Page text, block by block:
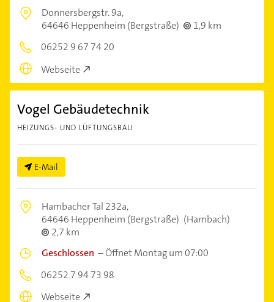
Donnersbergstr. 9a,
64646 Heppenheim (Bergstraße)
1,9 km
06252 9 67 74 20
Webseite
Vogel Gebäudetechnik
HEIZUNGS- UND LÜFTUNGSBAU
E-Mail
Hambacher Tal 232a,
64646 Heppenheim (Bergstraße) (Hambach)
2,7 km
Geschlossen –Öffnet Montag um 07:00
06252 7 94 73 98
Webseite